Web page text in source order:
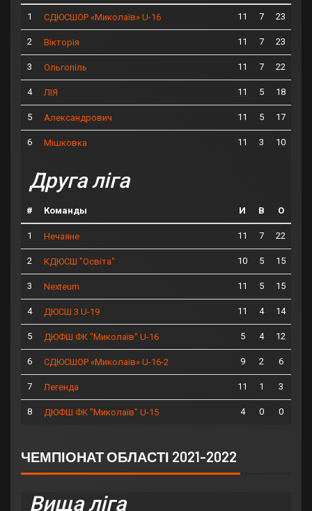
1 СДЮСШОР «Миколаїв» U-16 11 7 23
2 Вікторія 11 7 23
3 Ольгопіль 11 7 22
4 ЛІЯ 11 5 18
5 Александрович 11 5 17
6 Мішковка 11 3 10
Друга ліга
# Команды И В О
1 Нечаяне 11 7 22
2 КДЮСШ "Освіта" 10 5 15
3 Nexteum 11 5 15
4 ДЮСШ 3 U-19 11 4 14
5 ДЮФШ ФК "Миколаїв" U-16 5 4 12
6 СДЮСШОР «Миколаїв» U-16-2 9 2 6
7 Легенда 11 1 3
8 ДЮФШ ФК "Миколаїв" U-15 4 0 0
ЧЕМПІОНАТ ОБЛАСТІ 2021-2022
Вища ліга